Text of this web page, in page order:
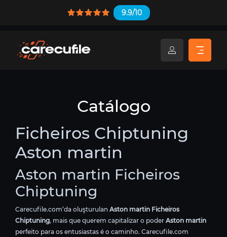
9.9/10
Catálogo
Ficheiros Chiptuning
Aston martin
Aston martin Ficheiros
Chiptuning
Carecufile.com’da oluşturulan Aston martin Ficheiros
Chiptuning, mais que querem capitalizar o poder Aston martin
perfeito para os entusiastas é o caminho. Carecufile.com